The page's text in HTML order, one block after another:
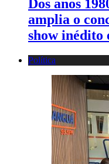
Dos anos
amplia o
show inédito
Política